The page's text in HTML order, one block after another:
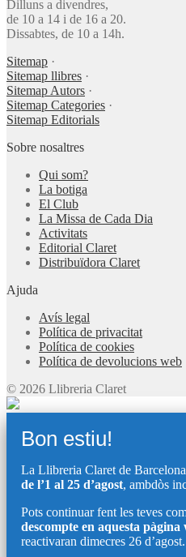
Dilluns a divendres,
de 10 a 14 i de 16 a 20.
Dissabtes, de 10 a 14h.
Sitemap ·
Sitemap llibres ·
Sitemap Autors ·
Sitemap Categories ·
Sitemap Editorials
Sobre nosaltres
Qui som?
La botiga
El Club
La Missa de Cada Dia
Activitats
Editorial Claret
Distribuïdora Claret
Ajuda
Avís legal
Política de privacitat
Política de cookies
Política de devolucions web
© 2026 Llibreria Claret
Bon estiu!
La Llibreria Claret de Barcelona
de l’1 al 25 d’agost, ambdòs
Pots continuar fent les teves
descompte en aquesta pàgina
reactivaran dimecres 26 d’agost.